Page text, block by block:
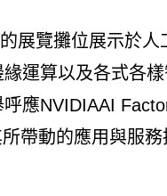
展覽攤位展示於
運算以及各式各
應NVIDIAAI
帶動的應用與服